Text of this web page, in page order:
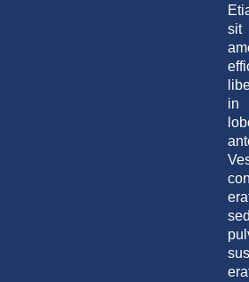
sit
in
sed